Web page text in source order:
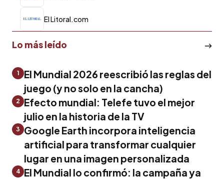
El Litoral.com
Lo más leído
1
El Mundial 2026 reescribió las reglas del
juego (y no solo en la cancha)
2
Efecto mundial: Telefe tuvo el mejor
julio en la historia de la TV
3
Google Earth incorpora inteligencia
artificial para transformar cualquier
lugar en una imagen personalizada
4 El Mundial lo confirmó: la campaña ya